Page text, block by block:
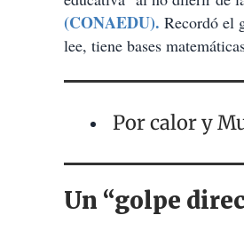
(CONAEDU). Recordó el
lee, tiene bases
Por calor y
Un “golpe